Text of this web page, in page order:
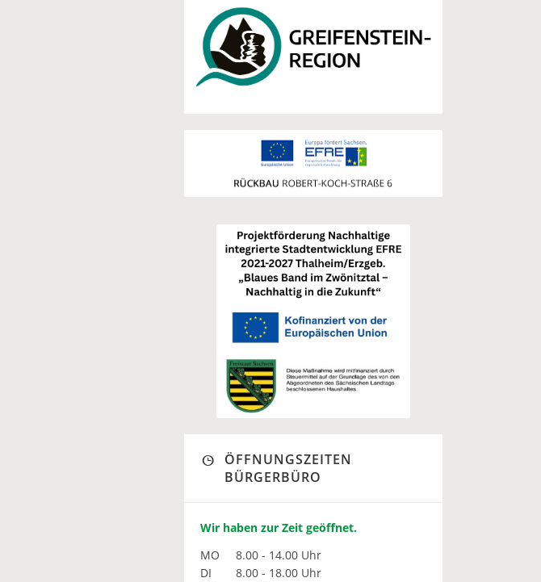
ÖFFNUNGSZEITEN
BÜRGERBÜRO
Wir haben zur Zeit geöffnet.
MO
8.00 - 14.00 Uhr
DI
8.00 - 18.00 Uhr